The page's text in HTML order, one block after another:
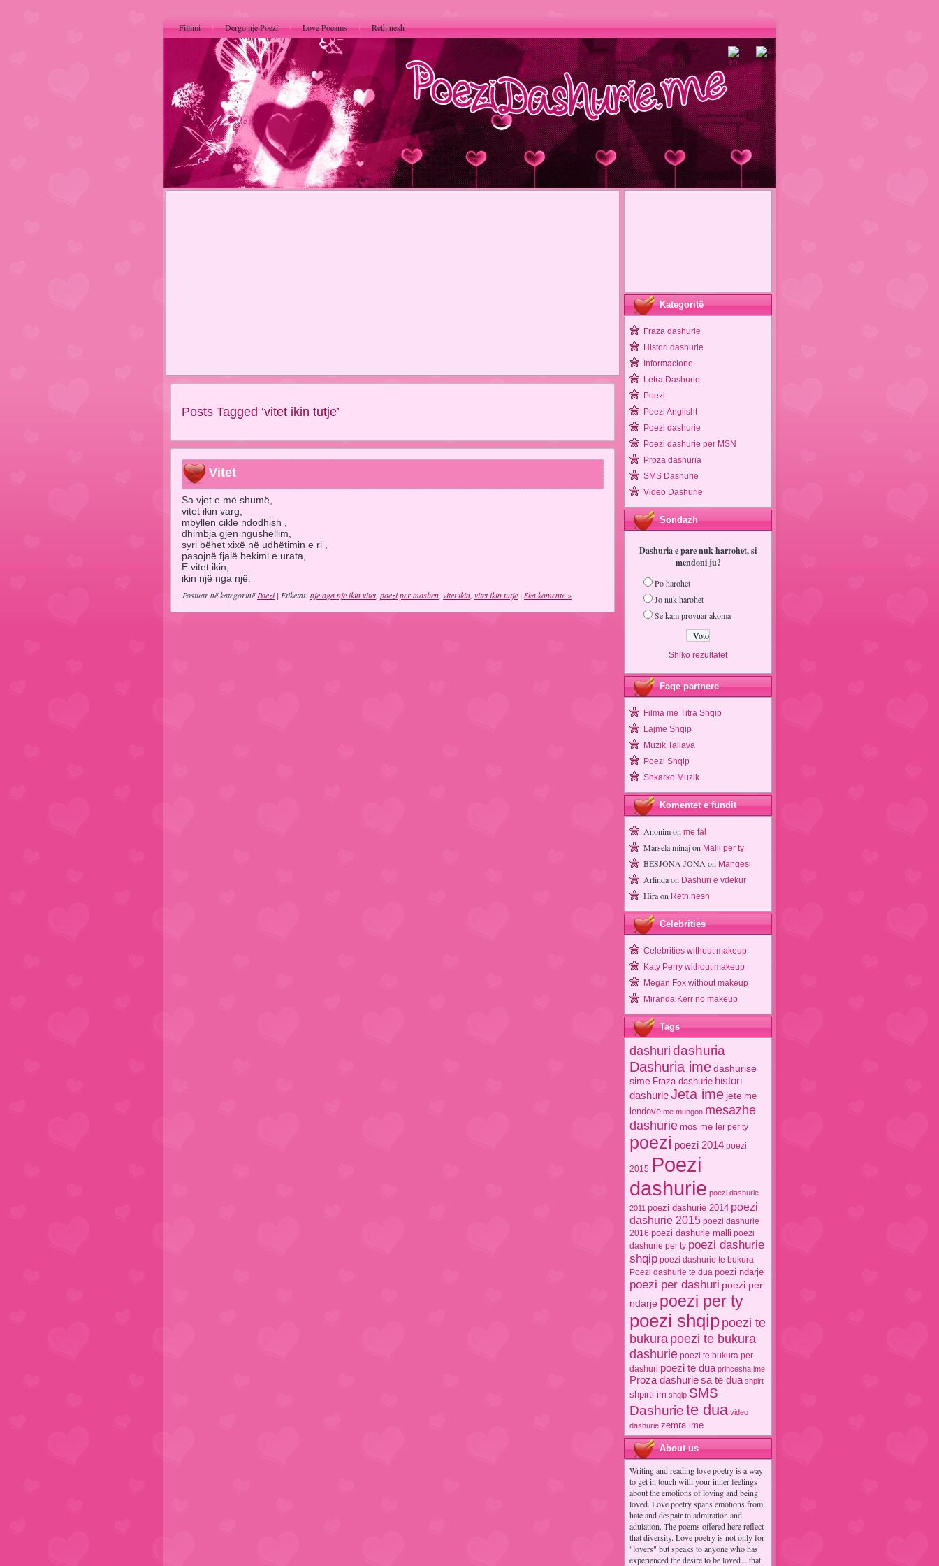
Fillimi Dergo nje Poezi Love Poeams Reth nesh
Posts Tagged ‘vitet ikin tutje’
Vitet
Sa vjet e më shumë,
vitet ikin varg,
mbyllen cikle ndodhish ,
dhimbja gjen ngushëllim,
syri bëhet xixë në udhëtimin e ri ,
pasojnë fjalë bekimi e urata,
E vitet ikin,
ikin një nga një.
Postuar në kategorinëPoezi| Etiketat: nje nga nje ikin vitet, poezi per moshen vitet ikin vitet ikin tutje | Ska komente »
Kategoritë
Fraza dashurie
Histori dashurie
Informacione
Letra Dashurie
Poezi
Poezi Anglisht
Poezi dashurie
Poezi dashurie per MSN
Proza dashuria
SMS Dashurie
Video Dashurie
Sondazh
Dashuria e pare nuk harrohet, si
mendoni ju?
Po harohet
Jo nuk harohet
Se kam provuar akoma
Shiko rezultatet
Faqe partnere
Filma me Titra Shqip
Lajme Shqip
Muzik Tallava
Poezi Shqip
Shkarko Muzik
Komentet e fundit
Anonimon me fal
Marsela minajon Malli per ty
BESJONA JONA on Mangesi
Arlindaon Dashuri e vdekur
Hiraon Reth nesh
Celebrities
Celebrities without makeup
Katy Perry without makeup
Megan Fox without makeup
Miranda Kerr no makeup
Tags
dashuridashuria
Dashuria imedashurise
sime Fraza dashurie histori
dashurieJeta ime jete me
lendove me mungon mesazhe
dashurie mos me ler per ty
poezi poezi 2014 poezi
2015 Poezi
dashurie poezi dashurie
2011 poezi dashurie 2014 poezi
dashurie 2015 poezi dashurie
2016 poezi dashurie malli poezi
dashurie per ty poezi dashurie
shqip poezi dashurie te bukura
Poezi dashurie te dua poezi ndarje
poezi per dashuri poezi per
ndarje poezi per ty
poezi shqip poezi te
bukura poezi te bukura
dashurie poezi te bukura per
dashuri poezi te dua princesha ime
Proza dashuriesa te dua shpirt
shpirti im shqip SMS
Dashuriete dua video
dashurie zemra ime
About us
Writing and reading love poetry is a way
to get in touch with your inner feelings
about the emotions of loving and being
loved. Love poetry spans emotions from
hate and despair to admiration and
adulation. The poems offered here reflect
that diversity. Love poetry is not only for
"lovers" but speaks to anyone who has
experienced the desire to be loved... that